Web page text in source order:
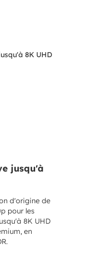
jusqu'à
d'origine de
pour les
8K UHD
en